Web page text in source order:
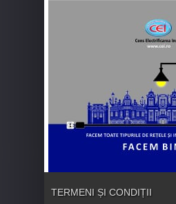
TERMENI ȘI CONDIȚII